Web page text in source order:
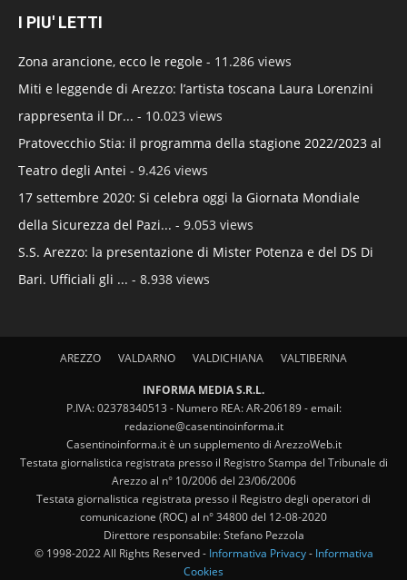
I PIU' LETTI
Zona arancione, ecco le regole - 11.286 views
Miti e leggende di Arezzo: l’artista toscana Laura Lorenzini
rappresenta il Dr... - 10.023 views
Pratovecchio Stia: il programma della stagione 2022/2023 al
Teatro degli Antei - 9.426 views
17 settembre 2020: Si celebra oggi la Giornata Mondiale
della Sicurezza del Pazi... - 9.053 views
S.S. Arezzo: la presentazione di Mister Potenza e del DS Di
Bari. Ufficiali gli ... - 8.938 views
AREZZO VALDARNO VALDICHIANA VALTIBERINA
INFORMA MEDIA S.R.L.
P.IVA: 02378340513 - Numero REA: AR-206189 - email:
redazione@casentinoinforma.it
Casentinoinforma.it è un supplemento di ArezzoWeb.it
Testata giornalistica registrata presso il Registro Stampa del Tribunale di
Arezzo al n° 10/2006 del 23/06/2006
Testata giornalistica registrata presso il Registro degli operatori di
comunicazione (ROC) al n° 34800 del 12-08-2020
Direttore responsabile: Stefano Pezzola
© 1998-2022 All Rights Reserved - Informativa Privacy- Informativa
Cookies